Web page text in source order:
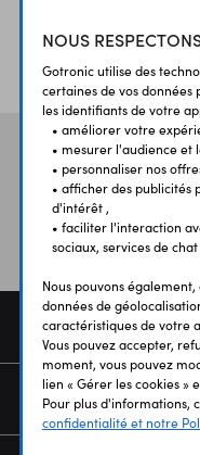
Vos avis
NOUS
Gotronic utilise des
certaines de vos données
les identifiants de votre
• améliorer votre
• mesurer l'audience et
• personnaliser nos
• afficher des publicités
d'intérêt ,
• faciliter l'interaction
sociaux, services de
Nous pouvons
données de
caractéristiques de votre
Vous pouvez accepter,
moment, vous pouvez
lien « Gérer les cookies »
Pour plus d'informations,
confidentialité et notre